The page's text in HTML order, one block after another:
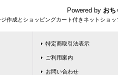
Powered by おち
作成とショッピングカート付きネットショッ
特定商取引法表示
ご利用案内
お問い合わせ